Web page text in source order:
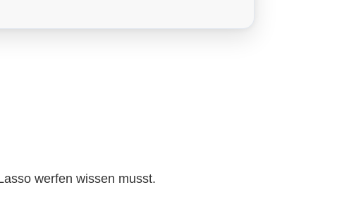
werfen wissen musst.